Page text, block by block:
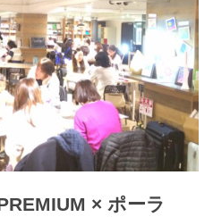
× ポーラ